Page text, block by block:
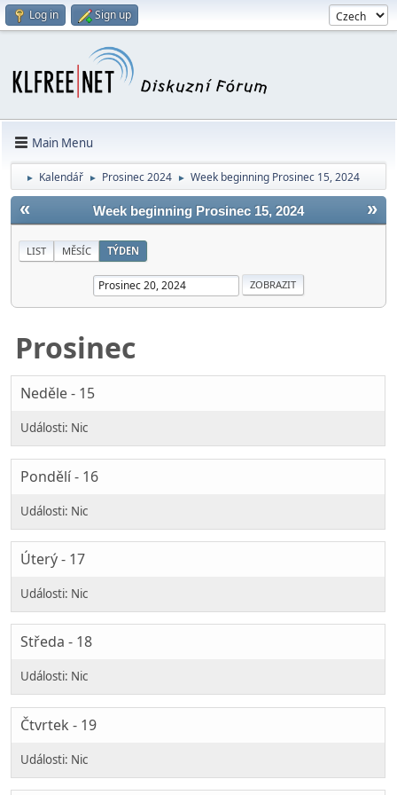
Log in Sign up
Main Menu
► Kalendář ► Prosinec 2024 ► Week beginning Prosinec 15, 2024
« »
Week beginning Prosinec 15, 2024
LIST MĚSÍC TÝDEN
Prosinec
Neděle - 15
Pondělí - 16
Úterý - 17
Středa - 18
Čtvrtek - 19